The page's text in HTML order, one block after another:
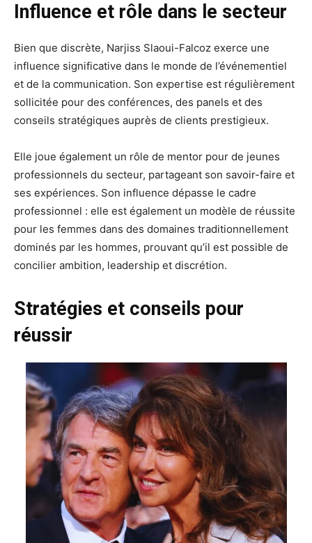
Influence et rôle dans le secteur
Bien que discrète, Narjiss Slaoui-Falcoz exerce une
influence significative dans le monde de l’événementiel
et de la communication. Son expertise est régulièrement
sollicitée pour des conférences, des panels et des
conseils stratégiques auprès de clients prestigieux.
Elle joue également un rôle de mentor pour de jeunes
professionnels du secteur, partageant son savoir-faire et
ses expériences. Son influence dépasse le cadre
professionnel : elle est également un modèle de réussite
pour les femmes dans des domaines traditionnellement
dominés par les hommes, prouvant qu’il est possible de
concilier ambition, leadership et discrétion.
Stratégies et conseils pour
réussir